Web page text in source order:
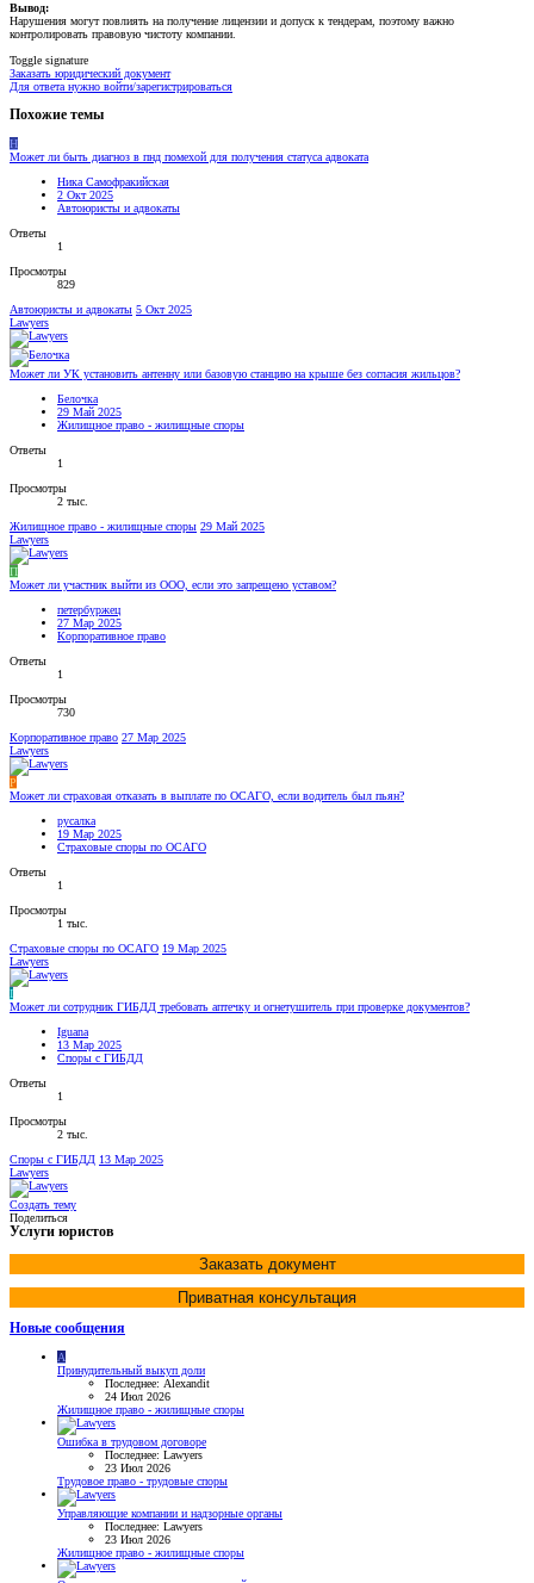
Вывод:
Нарушения могут повлиять на получение лицензии и допуск к тендерам, поэтому важно
контролировать правовую чистоту компании.
Toggle signature
Заказать юридический документ
Для ответа нужно войти/зарегистрироваться
Похожие темы
Н
Может ли быть диагноз в пнд помехой для получения статуса адвоката
Ника Самофракийская
2 Окт 2025
Автоюристы и адвокаты
Ответы
1
Просмотры
829
Автоюристы и адвокаты 5 Окт 2025
Lawyers
Может ли УК установить антенну или базовую станцию на крыше без согласия жильцов?
Белочка
29 Май 2025
Жилищное право - жилищные споры
Ответы
1
Просмотры
2 тыс.
Жилищное право - жилищные споры 29 Май 2025
Lawyers
П
Может ли участник выйти из ООО, если это запрещено уставом?
петербуржец
27 Мар 2025
Корпоративное право
Ответы
1
Просмотры
730
Корпоративное право 27 Мар 2025
Lawyers
Р
Может ли страховая отказать в выплате по ОСАГО, если водитель был пьян?
русалка
19 Мар 2025
Страховые споры по ОСАГО
Ответы
1
Просмотры
1 тыс.
Страховые споры по ОСАГО 19 Мар 2025
Lawyers
I
Может ли сотрудник ГИБДД требовать аптечку и огнетушитель при проверке документов?
Iguana
13 Мар 2025
Споры с ГИБДД
Ответы
1
Просмотры
2 тыс.
Споры с ГИБДД 13 Мар 2025
Lawyers
Создать тему
Поделиться
Услуги юристов
Заказать документ
Приватная консультация
Новые сообщения
A
Принудительный выкуп доли
Последнее: Alexandit
24 Июл 2026
Жилищное право - жилищные споры
Ошибка в трудовом договоре
Последнее: Lawyers
23 Июл 2026
Трудовое право - трудовые споры
Управляющие компании и надзорные органы
Последнее: Lawyers
23 Июл 2026
Жилищное право - жилищные споры